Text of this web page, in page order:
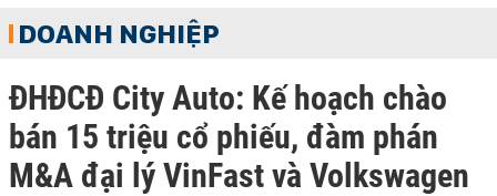
DOANH NGHIỆP
ĐHĐCĐ City Auto: Kế hoạch chào
bán 15 triệu cổ phiếu, đàm phán
M&A đại lý VinFast và Volkswagen